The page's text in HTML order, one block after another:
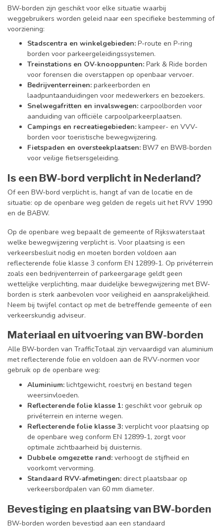
BW-borden zijn geschikt voor elke situatie waarbij
weggebruikers worden geleid naar een specifieke bestemming of
voorziening:
Stadscentra en winkelgebieden: P-route en P-ring
borden voor parkeergeleidingssystemen.
Treinstations en OV-knooppunten: Park & Ride borden
voor forensen die overstappen op openbaar vervoer.
Bedrijventerreinen: parkeerborden en
laadpuntaanduidingen voor medewerkers en bezoekers.
Snelwegafritten en invalswegen: carpoolborden voor
aanduiding van officiële carpoolparkeerplaatsen.
Campings en recreatiegebieden: kampeer- en VVV-
borden voor toeristische bewegwijzering.
Fietspaden en oversteekplaatsen: BW7 en BW8-borden
voor veilige fietsersgeleiding.
Is een BW-bord verplicht in Nederland?
Of een BW-bord verplicht is, hangt af van de locatie en de
situatie: op de openbare weg gelden de regels uit het RVV 1990
en de BABW.
Op de openbare weg bepaalt de gemeente of Rijkswaterstaat
welke bewegwijzering verplicht is. Voor plaatsing is een
verkeersbesluit nodig en moeten borden voldoen aan
reflecterende folie klasse 3 conform EN 12899-1. Op privéterrein
zoals een bedrijventerrein of parkeergarage geldt geen
wettelijke verplichting, maar duidelijke bewegwijzering met BW-
borden is sterk aanbevolen voor veiligheid en aansprakelijkheid.
Neem bij twijfel contact op met de betreffende gemeente of een
verkeerskundig adviseur.
Materiaal en uitvoering van BW-borden
Alle BW-borden van TrafficTotaal zijn vervaardigd van aluminium
met reflecterende folie en voldoen aan de RVV-normen voor
gebruik op de openbare weg:
Aluminium: lichtgewicht, roestvrij en bestand tegen
weersinvloeden.
Reflecterende folie klasse 1: geschikt voor gebruik op
privéterrein en interne wegen.
Reflecterende folie klasse 3: verplicht voor plaatsing op
de openbare weg conform EN 12899-1, zorgt voor
optimale zichtbaarheid bij duisternis.
Dubbele omgezette rand: verhoogt de stijfheid en
voorkomt vervorming.
Standaard RVV-afmetingen: direct plaatsbaar op
verkeersbordpalen van 60 mm diameter.
Bevestiging en plaatsing van BW-borden
BW-borden worden bevestigd aan een standaard